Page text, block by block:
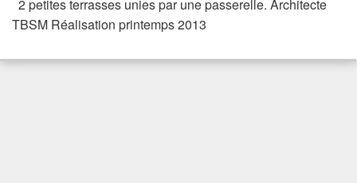
2 petites terrasses unies par une passerelle. Architecte
TBSM Réalisation printemps 2013